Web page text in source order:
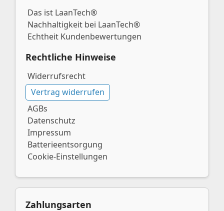
Das ist LaanTech®
Nachhaltigkeit bei LaanTech®
Echtheit Kundenbewertungen
Rechtliche Hinweise
Widerrufsrecht
Vertrag widerrufen
AGBs
Datenschutz
Impressum
Batterieentsorgung
Cookie-Einstellungen
Zahlungsarten